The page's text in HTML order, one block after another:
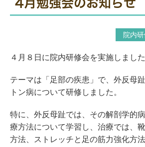
院内
４月８日に院内研修会を実施しました
テーマは「足部の疾患」で、外反母
トン病について研修しました。
特に、外反母趾では、その解剖学的
療方法について学習し、治療では、
方法、ストレッチと足の筋力強化方